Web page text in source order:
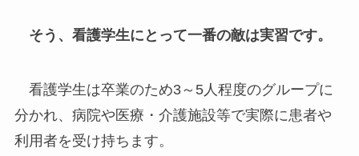
そう、看護学生にとって一番の敵は実習です。
看護学生は卒業のため3～5人程度のグループに
分かれ、病院や医療・介護施設等で実際に患者や
利用者を受け持ちます。